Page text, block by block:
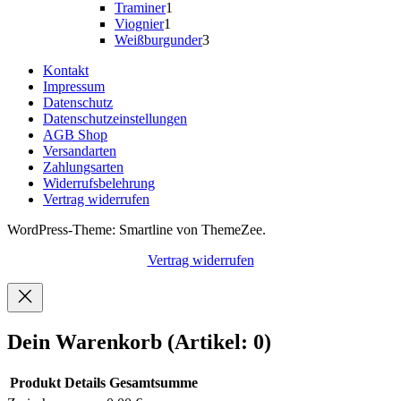
Produkt
Traminer1
Viognier1
Produkt
Weißburgunder33
Kontakt
Impressum
Datenschutz
Datenschutzeinstellungen
AGB Shop
Versandarten
Zahlungsarten
Widerrufsbelehrung
Vertrag widerrufen
WordPress-Theme: Smartline von ThemeZee.
Vertrag widerrufen
Dein Warenkorb (Artikel: 0)
Produkt Details Gesamtsumme